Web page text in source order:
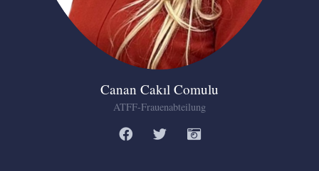
Canan Cakıl Comulu
ATFF-Frauenabteilung